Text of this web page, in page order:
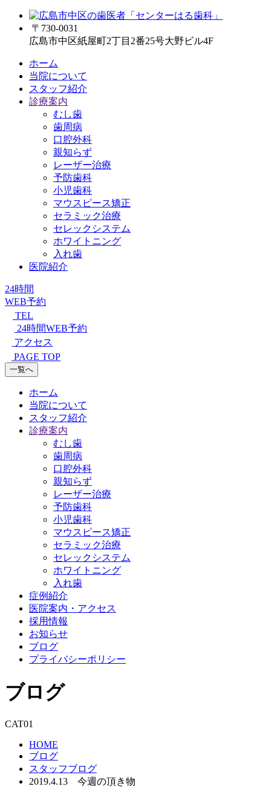
〒730-0031
広島市中区紙屋町2丁目2番25号大野ビル4F
ホーム
当院について
スタッフ紹介
診療案内
むし歯
歯周病
口腔外科
親知らず
レーザー治療
予防歯科
小児歯科
マウスピース矯正
セラミック治療
セレックシステム
ホワイトニング
入れ歯
医院紹介
24時間
WEB予約
TEL
24時間WEB予約
アクセス
PAGE TOP
一覧へ
ホーム
当院について
スタッフ紹介
診療案内
むし歯
歯周病
口腔外科
親知らず
レーザー治療
予防歯科
小児歯科
マウスピース矯正
セラミック治療
セレックシステム
ホワイトニング
入れ歯
症例紹介
医院案内・アクセス
採用情報
お知らせ
ブログ
プライバシーポリシー
ブログ
CAT01
HOME
ブログ
スタッフブログ
2019.4.13 今週の頂き物